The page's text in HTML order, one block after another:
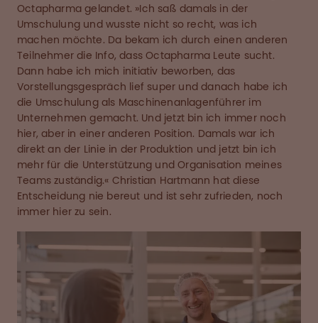
Octapharma gelandet. »Ich saß damals in der
Umschulung und wusste nicht so recht, was ich
machen möchte. Da bekam ich durch einen anderen
Teilnehmer die Info, dass Octapharma Leute sucht.
Dann habe ich mich initiativ beworben, das
Vorstellungsgespräch lief super und danach habe ich
die Umschulung als Maschinenanlagenführer im
Unternehmen gemacht. Und jetzt bin ich immer noch
hier, aber in einer anderen Position. Damals war ich
direkt an der Linie in der Produktion und jetzt bin ich
mehr für die Unterstützung und Organisation meines
Teams zuständig.« Christian Hartmann hat diese
Entscheidung nie bereut und ist sehr zufrieden, noch
immer hier zu sein.